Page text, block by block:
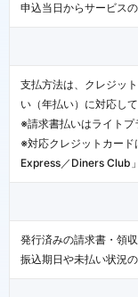
申込当日からサービスの
支払方法は、クレジッ
い（年払い）に対応して
※請求書払いはライトプ
※対応クレジットカー
Express／Diners Club」
発行済みの請求書・領
振込期日や未払い状況の